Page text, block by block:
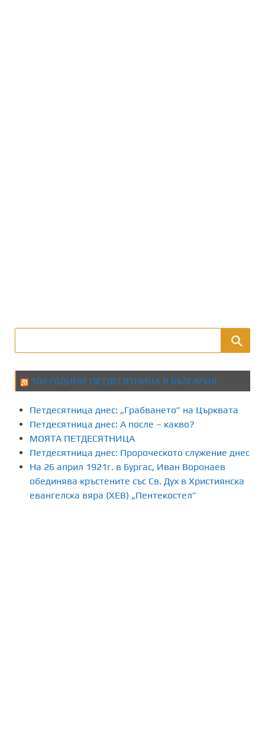
100 ГОДИНИ ПЕТДЕСЯТНИЦА В БЪЛГАРИЯ
Петдесятница днес: „Грабването” на Църквата
Петдесятница днес: А после – какво?
МОЯТА ПЕТДЕСЯТНИЦА
Петдесятница днес: Пророческото служение днес
На 26 април 1921г. в Бургас, Иван Воронаев
обединява кръстените със Св. Дух в Християнска
евангелска вяра (ХЕВ) „Пентекостел”